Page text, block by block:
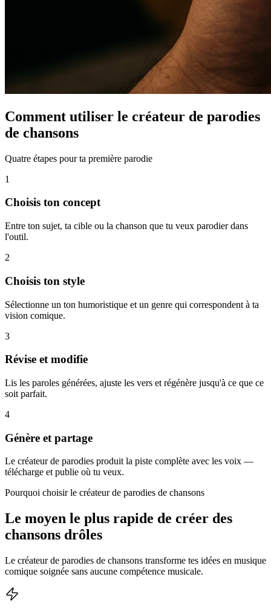
Comment utiliser le créateur de parodies
de chansons
Quatre étapes pour ta première parodie
1
Choisis ton concept
Entre ton sujet, ta cible ou la chanson que tu veux parodier dans
l'outil.
2
Choisis ton style
Sélectionne un ton humoristique et un genre qui correspondent à ta
vision comique.
3
Révise et modifie
Lis les paroles générées, ajuste les vers et régénère jusqu'à ce que ce
soit parfait.
4
Génère et partage
Le créateur de parodies produit la piste complète avec les voix —
télécharge et publie où tu veux.
Pourquoi choisir le créateur de parodies de chansons
Le moyen le plus rapide de créer des
chansons drôles
Le créateur de parodies de chansons transforme tes idées en musique
comique soignée sans aucune compétence musicale.